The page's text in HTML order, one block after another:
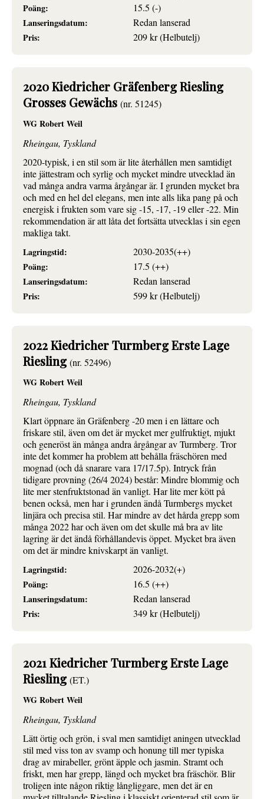
Poäng:
15.5 (-)
Lanseringsdatum:
Redan lanserad
Pris:
209 kr (Helbutelj)
2020 Kiedricher Gräfenberg Riesling
Grosses Gewächs (nr. 51245)
WG Robert Weil
Rheingau, Tyskland
2020-typisk, i en stil som är lite återhållen men samtidigt
inte jättestram och syrlig och mycket mindre utvecklad än
vad många andra varma årgångar är. I grunden mycket bra
och med en hel del elegans, men inte alls lika pang på och
energisk i frukten som vare sig -15, -17, -19 eller -22. Min
rekommendation är att låta det fortsätta utvecklas i sin egen
makliga takt.
Lagringstid:
2030-2035(++)
Poäng:
17.5 (++)
Lanseringsdatum:
Redan lanserad
Pris:
599 kr (Helbutelj)
2022 Kiedricher Turmberg Erste Lage
Riesling (nr. 52496)
WG Robert Weil
Rheingau, Tyskland
Klart öppnare än Gräfenberg -20 men i en lättare och
friskare stil, även om det är mycket mer gulfruktigt, mjukt
och generöst än många andra årgångar av Turmberg. Tror
inte det kommer ha problem att behålla fräschören med
mognad (och då snarare vara 17/17.5p). Intryck från
tidigare provning (26/4 2024) består: Mindre blommig och
lite mer stenfruktstonad än vanligt. Har lite mer kött på
benen också, men har i grunden ändå Turmbergs mycket
linjära och precisa stil. Har mindre av det hårda grepp som
många 2022 har och även om det skulle må bra av lite
lagring är det ändå förhållandevis öppet. Mycket bra även
om det är mindre knivskarpt än vanligt.
Lagringstid:
2026-2032(+)
Poäng:
16.5 (++)
Lanseringsdatum:
Redan lanserad
Pris:
349 kr (Helbutelj)
2021 Kiedricher Turmberg Erste Lage
Riesling (ET.)
WG Robert Weil
Rheingau, Tyskland
Lätt örtig och grön, i sval men samtidigt aningen utvecklad
stil med viss ton av svamp och honung till mer typiska
drag av mirabeller, grönt äpple och jasmin. Stramt och
friskt, men har grepp, längd och mycket bra fräschör. Blir
troligen inte någon riktig långliggare, men det är en